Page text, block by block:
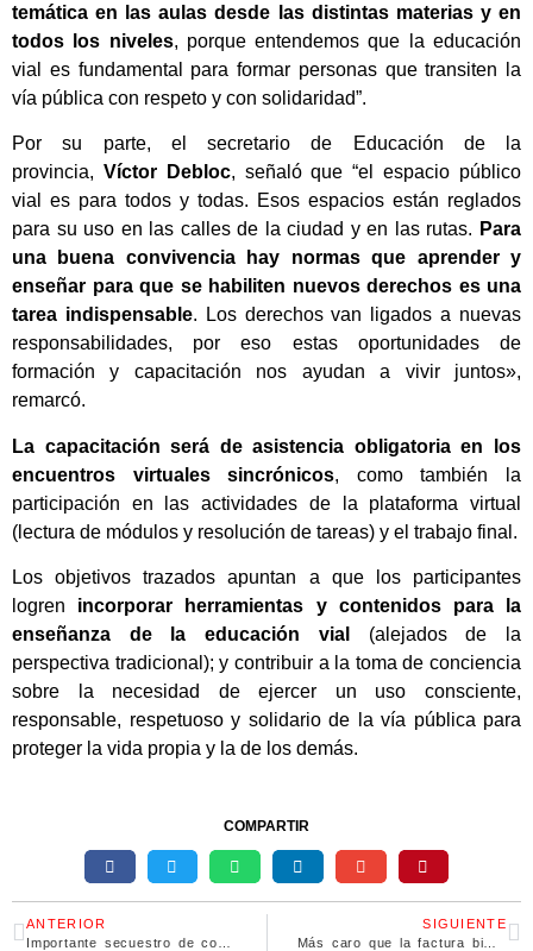
temática en las aulas desde las distintas materias y en
todos los niveles, porque entendemos que la educación
vial es fundamental para formar personas que transiten la
vía pública con respeto y con solidaridad”.
Por su parte, el secretario de Educación de la
provincia, Víctor Debloc, señaló que “el espacio público
vial es para todos y todas. Esos espacios están reglados
para su uso en las calles de la ciudad y en las rutas. Para
una buena convivencia hay normas que aprender y
enseñar para que se habiliten nuevos derechos es una
tarea indispensable. Los derechos van ligados a nuevas
responsabilidades, por eso estas oportunidades de
formación y capacitación nos ayudan a vivir juntos»,
remarcó.
La capacitación será de asistencia obligatoria en los
encuentros virtuales sincrónicos, como también la
participación en las actividades de la plataforma virtual
(lectura de módulos y resolución de tareas) y el trabajo final.
Los objetivos trazados apuntan a que los participantes
logren incorporar herramientas y contenidos para la
enseñanza de la educación vial
(alejados de la
perspectiva tradicional); y contribuir a la toma de conciencia
sobre la necesidad de ejercer un uso consciente,
responsable, respetuoso y solidario de la vía pública para
proteger la vida propia y la de los demás.
COMPARTIR
ANTERIOR
SIGUIENTE